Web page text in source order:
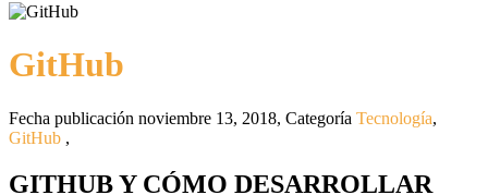
GitHub
Fecha publicación noviembre 13, 2018, Categoría Tecnología,
GitHub ,
GITHUB Y CÓMO DESARROLLAR